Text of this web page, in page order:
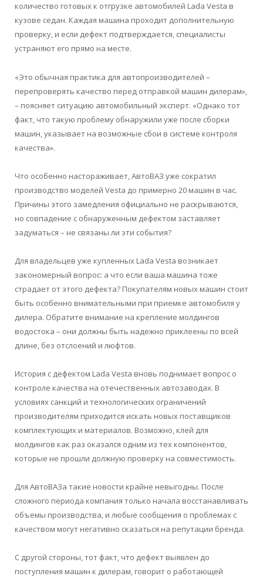
количество готовых к отгрузке автомобилей Lada Vesta в
кузове седан. Каждая машина проходит дополнительную
проверку, и если дефект подтверждается, специалисты
устраняют его прямо на месте.
«Это обычная практика для автопроизводителей –
перепроверять качество перед отправкой машин дилерам»,
– поясняет ситуацию автомобильный эксперт. «Однако тот
факт, что такую проблему обнаружили уже после сборки
машин, указывает на возможные сбои в системе контроля
качества».
Что особенно настораживает, АвтоВАЗ уже сократил
производство моделей Vesta до примерно 20 машин в час.
Причины этого замедления официально не раскрываются,
но совпадение с обнаруженным дефектом заставляет
задуматься – не связаны ли эти события?
Для владельцев уже купленных Lada Vesta возникает
закономерный вопрос: а что если ваша машина тоже
страдает от этого дефекта? Покупателям новых машин стоит
быть особенно внимательными при приемке автомобиля у
дилера. Обратите внимание на крепление молдингов
водостока – они должны быть надежно приклеены по всей
длине, без отслоений и люфтов.
История с дефектом Lada Vesta вновь поднимает вопрос о
контроле качества на отечественных автозаводах. В
условиях санкций и технологических ограничений
производителям приходится искать новых поставщиков
комплектующих и материалов. Возможно, клей для
молдингов как раз оказался одним из тех компонентов,
которые не прошли должную проверку на совместимость.
Для АвтоВАЗа такие новости крайне невыгодны. После
сложного периода компания только начала восстанавливать
объемы производства, и любые сообщения о проблемах с
качеством могут негативно сказаться на репутации бренда.
С другой стороны, тот факт, что дефект выявлен до
поступления машин к дилерам, говорит о работающей